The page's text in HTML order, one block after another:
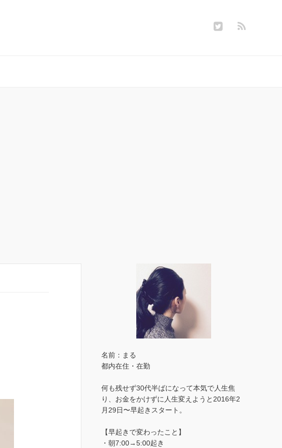
名前：まる
都内在住・在勤
何も残せず30代半ばになって本気で人生焦
り、お金をかけずに人生変えようと2016年2
月29日〜早起きスタート。
【早起きで変わったこと】
・朝7:00→5:00起き